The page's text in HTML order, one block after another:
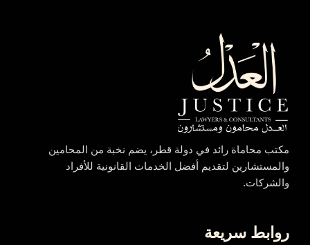
مكتب محاماة رائد في دولة قطر، يضم نخبة من المحامين
والمستشارين لتقديم أفضل الخدمات القانونية للأفراد
والشركات.
روابط سريعة